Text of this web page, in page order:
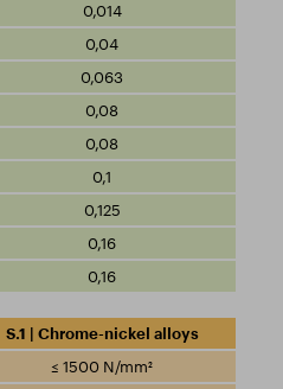
0,014
0,04
0,063
0,08
0,08
0,1
0,125
0,16
0,16
S.1 | Chrome-nickel alloys
≤ 1500 N/mm²